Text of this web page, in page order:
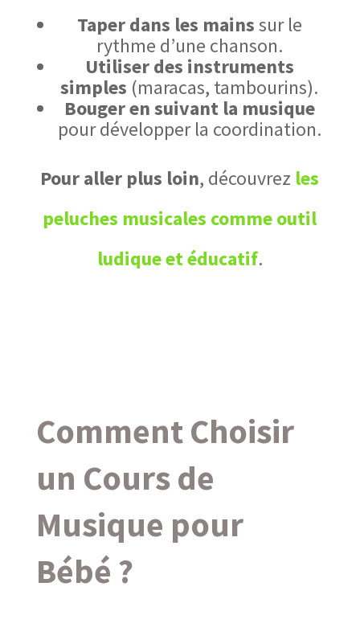
Taper dans les mainssur le
rythme d’une chanson.
Utiliser des instruments
simples (maracas, tambourins).
Bouger en suivant la musique
pour développer la coordination.
Pour aller plus loin, découvrez les
peluches musicales comme outil
ludique et éducatif.
Comment Choisir
un Cours de
Musique pour
Bébé ?